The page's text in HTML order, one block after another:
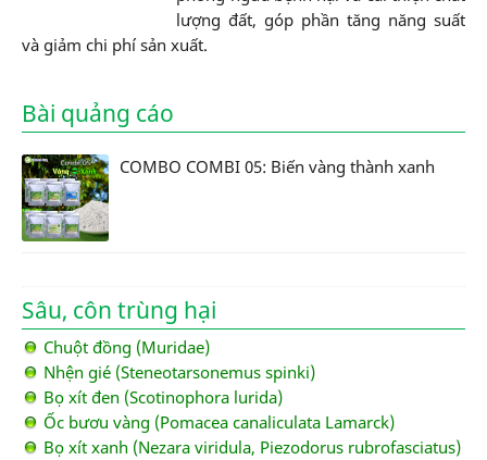
lượng đất, góp phần tăng năng suất
và giảm chi phí sản xuất.
Bài quảng cáo
COMBO COMBI 05: Biến vàng thành xanh
Sâu, côn trùng hại
Chuột đồng (Muridae)
Nhện gié (Steneotarsonemus spinki)
Bọ xít đen (Scotinophora lurida)
Ốc bươu vàng (Pomacea canaliculata Lamarck)
Bọ xít xanh (Nezara viridula, Piezodorus rubrofasciatus)